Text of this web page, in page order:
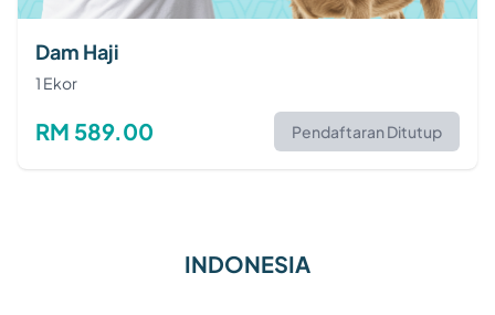
Dam Haji
1 Ekor
RM 589.00 Pendaftaran Ditutup
INDONESIA